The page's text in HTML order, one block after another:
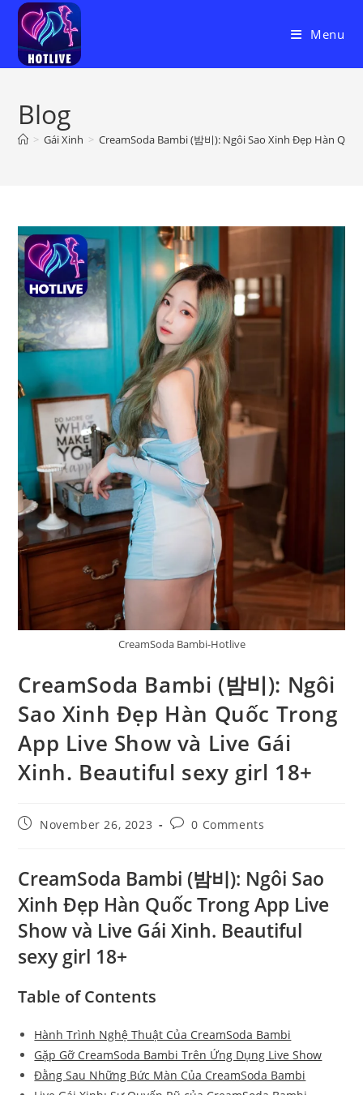
Skip
content
Menu
Blog
> Gái Xinh > CreamSoda Bambi (밤비): Ngôi Sao Xinh Đẹp Hàn
CreamSoda Bambi-Hotlive
CreamSoda Bambi (밤비): Ngôi
Sao Xinh Đẹp Hàn Quốc Trong
App Live Show và Live Gái
Xinh. Beautiful sexy girl 18+
PostNovember 26, 2023
Post0 Comments
CreamSoda Bambi (밤비): Ngôi Sao
Xinh Đẹp Hàn Quốc Trong App Live
Show và Live Gái Xinh. Beautiful
sexy girl 18+
Table of Contents
Hành Trình Nghệ Thuật Của CreamSoda Bambi
Gặp Gỡ CreamSoda Bambi Trên Ứng Dụng Live Show
Đằng Sau Những Bức Màn Của CreamSoda Bambi